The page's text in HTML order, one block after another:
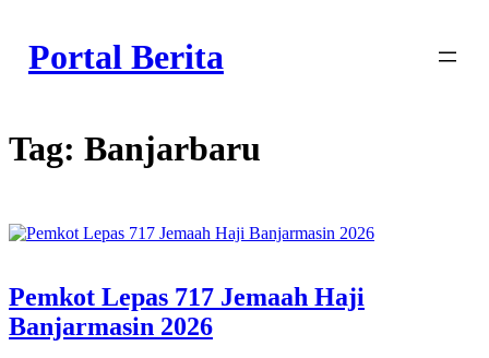
content
Portal Berita
Tag: Banjarbaru
Pemkot Lepas 717 Jemaah Haji
Banjarmasin 2026